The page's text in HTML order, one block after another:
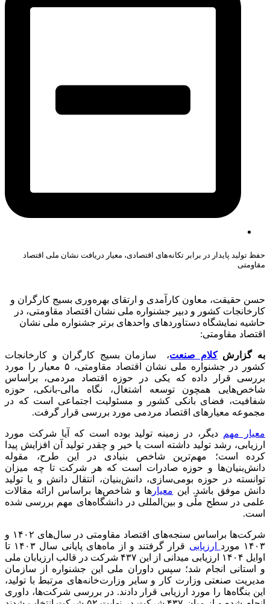
حفظ تولید پایدار در برابر تکانه‌های اقتصادی، معیار دریافت نشان ملی اقتصاد
مقاومتی
حسن حقیقت، معاون کارآمدی و ارتقای بهره‌وری بسیج کارگران و
کارخانجات کشور و دبیر جشنواره ملی نشان اقتصاد مقاومتی، در
حاشیه نمایشگاه دستاوردهای واحدهای برتر جشنواره ملی نشان
اقتصاد مقاومتی:
به گزارشکلام صنعت، سازمان بسیج کارگران و کارخانجات
کشور در جشنواره ملی نشان اقتصاد مقاومتی، ۵ معیار را مورد
بررسی قرار داده که یکی در حوزه اقتصاد مردمی، براساس
شاخص‌هایی همچون توسعه اشتغال، نگاه مالی-بانکی، حوزه
شفافیت، فضای بانکی کشور و مسئولیت اجتماعی است که در
مجموعه معیارهای اقتصاد مردمی مورد بررسی قرار گرفت.
معیار مهم دیگر، در زمینه تولید بوده است که آیا شرکت مورد
ارزیابی، رشد تولید داشته است یا خیر و چقدر تولید آن افزایش پیدا
کرده است؛ مهم‌ترین شاخص بنیادی در این طرح، مقوله
دانش‌بنیان‌ها و حوزه صادرات است که هر شرکت تا چه میزان
توانسته در حوزه بومی‌سازی، دانش‌بنیان، انتقال دانش و یا تولید
دانش موفق باشد. این معیار ها و شاخص‌ها براساس ارائه مقالات
علمی در سطح ملّی و بین‌المللی در دانشگاه‌های مهم بررسی شده
است.
شرکت‌ها براساس سنجه‌های اقتصاد مقاومتی در سال‌های ۱۴۰۲ و
۱۴۰۳ مورد
ارزیابی
قرار گرفتند و از ماه‌های پایانی سال ۱۴۰۳ تا
اوایل ۱۴۰۴ ارزیابی میدانی از این ۴۳۷ شرکت در قالب ارزیابان ملی
و استانی انجام شد؛ سپس داوران ملی این جشنواره از سازمان
مدیریت صنعتی وزارت کار و سایر وزارت‌خانه‌های مرتبط با تولید،
این بنگاه‌ها را مورد ارزیابی قرار دادند. در بررسی شرکت‌ها، داوری